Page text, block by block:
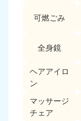
可燃ごみ
全身鏡
ヘアアイロ
ン
マッサージ
チェア
050-1881-
9:00〜19:00 年
岩手県
9:00〜19:00 年
050-1881-
9:00〜19:00 年